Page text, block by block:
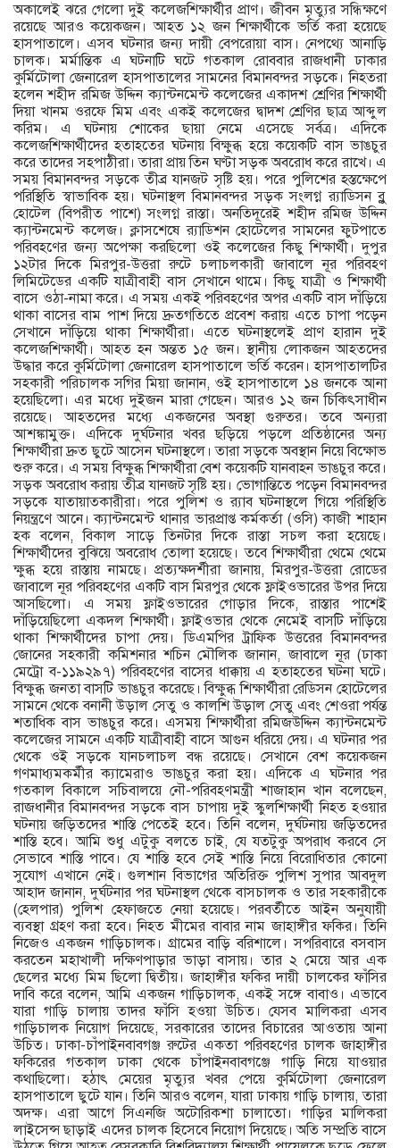
অকালেই ঝরে গেলো দুই কলেজশিক্ষার্থীর প্রাণ। জীবন মৃত্যুর সন্ধিক্ষণে
রয়েছে আরও কয়েকজন। আহত ১২ জন শিক্ষার্থীকে ভর্তি করা হয়েছে
হাসপাতালে। এসব ঘটনার জন্য দায়ী বেপরোয়া বাস। নেপথ্যে আনাড়ি
চালক। মর্মান্তিক এ ঘটনাটি ঘটে গতকাল রোববার রাজধানী ঢাকার
কুর্মিটোলা জেনারেল হাসপাতালের সামনের বিমানবন্দর সড়কে। নিহতরা
হলেন শহীদ রমিজ উদ্দিন ক্যান্টনমেন্ট কলেজের একাদশ শ্রেণির শিক্ষার্থী
দিয়া খানম ওরফে মিম এবং একই কলেজের দ্বাদশ শ্রেণির ছাত্র আব্দুল
করিম। এ ঘটনায় শোকের ছায়া নেমে এসেছে সর্বত্র। এদিকে
কলেজশিক্ষার্থীদের হতাহতের ঘটনায় বিক্ষুব্ধ হয়ে কয়েকটি বাস ভাঙচুর
করে তাদের সহপাঠীরা। তারা প্রায় তিন ঘণ্টা সড়ক অবরোধ করে রাখে। এ
সময় বিমানবন্দর সড়কে তীব্র যানজট সৃষ্টি হয়। পরে পুলিশের হস্তক্ষেপে
পরিস্থিতি স্বাভাবিক হয়। ঘটনাস্থল বিমানবন্দর সড়ক সংলগ্ন র‌্যাডিসন ব্লু
হোটেল (বিপরীত পাশে) সংলগ্ন রাস্তা। অনতিদূরেই শহীদ রমিজ উদ্দিন
ক্যান্টনমেন্ট কলেজ। ক্লাসশেষে র‌্যাডিশন হোটেলের সামনের ফুটপাতে
পরিবহণের জন্য অপেক্ষা করছিলো ওই কলেজের কিছু শিক্ষার্থী। দুপুর
১২টার দিকে মিরপুর-উত্তরা রুটে চলাচলকারী জাবালে নূর পরিবহণ
লিমিটেডের একটি যাত্রীবাহী বাস সেখানে থামে। কিছু যাত্রী ও শিক্ষার্থী
বাসে ওঠা-নামা করে। এ সময় একই পরিবহণের অপর একটি বাস দাঁড়িয়ে
থাকা বাসের বাম পাশ দিয়ে দ্রুতগতিতে প্রবেশ করায় এতে চাপা পড়েন
সেখানে দাঁড়িয়ে থাকা শিক্ষার্থীরা। এতে ঘটনাস্থলেই প্রাণ হারান দুই
কলেজশিক্ষার্থী। আহত হন অন্তত ১৫ জন। স্থানীয় লোকজন আহতদের
উদ্ধার করে কুর্মিটোলা জেনারেল হাসপাতালে ভর্তি করেন। হাসপাতালটির
সহকারী পরিচালক সগির মিয়া জানান, ওই হাসপাতালে ১৪ জনকে আনা
হয়েছিলো। এর মধ্যে দুইজন মারা গেছেন। আরও ১২ জন চিকিৎসাধীন
রয়েছে। আহতদের মধ্যে একজনের অবস্থা গুরুতর। তবে অন্যরা
আশঙ্কামুক্ত। এদিকে দুর্ঘটনার খবর ছড়িয়ে পড়লে প্রতিষ্ঠানের অন্য
শিক্ষার্থীরা দ্রুত ছুটে আসেন ঘটনাস্থলে। তারা সড়কে অবস্থান নিয়ে বিক্ষোভ
শুরু করে। এ সময় বিক্ষুব্ধ শিক্ষার্থীরা বেশ কয়েকটি যানবাহন ভাঙচুর করে।
সড়ক অবরোধ করায় তীব্র যানজট সৃষ্টি হয়। ভোগান্তিতে পড়েন বিমানবন্দর
সড়কে যাতায়াতকারীরা। পরে পুলিশ ও র‌্যাব ঘটনাস্থলে গিয়ে পরিস্থিতি
নিয়ন্ত্রণে আনে। ক্যান্টনমেন্ট থানার ভারপ্রাপ্ত কর্মকর্তা (ওসি) কাজী শাহান
হক বলেন, বিকাল সাড়ে তিনটার দিকে রাস্তা সচল করা হয়েছে।
শিক্ষার্থীদের বুঝিয়ে অবরোধ তোলা হয়েছে। তবে শিক্ষার্থীরা থেমে থেমে
ক্ষুব্ধ হয়ে রাস্তায় নামছে। প্রত্যক্ষদর্শীরা জানায়, মিরপুর-উত্তরা রোডের
জাবালে নূর পরিবহণের একটি বাস মিরপুর থেকে ফ্লাইওভারের উপর দিয়ে
আসছিলো। এ সময় ফ্লাইওভারের গোড়ার দিকে, রাস্তার পাশেই
দাঁড়িয়েছিলো একদল শিক্ষার্থী। ফ্লাইওভার থেকে নেমেই বাসটি দাঁড়িয়ে
থাকা শিক্ষার্থীদের চাপা দেয়। ডিএমপির ট্রাফিক উত্তরের বিমানবন্দর
জোনের সহকারী কমিশনার শচিন মৌলিক জানান, জাবালে নূর (ঢাকা
মেট্রো ব-১১৯২৯৭) পরিবহণের বাসের ধাক্কায় এ হতাহতের ঘটনা ঘটে।
বিক্ষুব্ধ জনতা বাসটি ভাঙচুর করেছে। বিক্ষুব্ধ শিক্ষার্থীরা রেডিসন হোটেলের
সামনে থেকে বনানী উড়াল সেতু ও কালশি উড়াল সেতু এবং শেওরা পর্যন্ত
শতাধিক বাস ভাঙচুর করে। এসময় শিক্ষার্থীরা রমিজউদ্দিন ক্যান্টনমেন্ট
কলেজের সামনে একটি যাত্রীবাহী বাসে আগুন ধরিয়ে দেয়। এ ঘটনার পর
থেকে ওই সড়কে যানচলাচল বন্ধ রয়েছে। সেখানে বেশ কয়েকজন
গণমাধ্যমকর্মীর ক্যামেরাও ভাঙচুর করা হয়। এদিকে এ ঘটনার পর
গতকাল বিকালে সচিবালয়ে নৌ-পরিবহণমন্ত্রী শাজাহান খান বলেছেন,
রাজধানীর বিমানবন্দর সড়কে বাস চাপায় দুই স্কুলশিক্ষার্থী নিহত হওয়ার
ঘটনায় জড়িতদের শাস্তি পেতেই হবে। তিনি বলেন, দুর্ঘটনায় জড়িতদের
শাস্তি হবে। আমি শুধু এটুকু বলতে চাই, যে যতটুকু অপরাধ করবে সে
সেভাবে শাস্তি পাবে। যে শাস্তি হবে সেই শাস্তি নিয়ে বিরোধিতার কোনো
সুযোগ এখানে নেই। গুলশান বিভাগের অতিরিক্ত পুলিশ সুপার আবদুল
আহাদ জানান, দুর্ঘটনার পর ঘটনাস্থল থেকে বাসচালক ও তার সহকারীকে
(হেলপার) পুলিশ হেফাজতে নেয়া হয়েছে। পরবর্তীতে আইন অনুযায়ী
ব্যবস্থা গ্রহণ করা হবে। নিহত মীমের বাবার নাম জাহাঙ্গীর ফকির। তিনি
নিজেও একজন গাড়িচালক। গ্রামের বাড়ি বরিশালে। সপরিবারে বসবাস
করতেন মহাখালী দক্ষিণপাড়ার ভাড়া বাসায়। তার ২ মেয়ে আর এক
ছেলের মধ্যে মিম ছিলো দ্বিতীয়। জাহাঙ্গীর ফকির দায়ী চালকের ফাঁসির
দাবি করে বলেন, আমি একজন গাড়িচালক, একই সঙ্গে বাবাও। এভাবে
যারা গাড়ি চালায় তাদর ফাঁসি হওয়া উচিত। যেসব মালিকরা এসব
গাড়িচালক নিয়োগ দিয়েছে, সরকারের তাদের বিচারের আওতায় আনা
উচিত। ঢাকা-চাঁপাইনবাবগঞ্জ রুটের একতা পরিবহণের চালক জাহাঙ্গীর
ফকিরের গতকাল ঢাকা থেকে চাঁপাইনবাবগঞ্জে গাড়ি নিয়ে যাওয়ার
কথাছিলো। হঠাৎ মেয়ের মৃত্যুর খবর পেয়ে কুর্মিটোলা জেনারেল
হাসপাতালে ছুটে যান। তিনি আরও বলেন, যারা ঢাকায় গাড়ি চালায়, তারা
অদক্ষ। এরা আগে সিএনজি অটোরিকশা চালাতো। গাড়ির মালিকরা
লাইসেন্স ছাড়াই এদের চালক হিসেবে নিয়োগ দিয়েছে। অতি সম্প্রতি বাসে